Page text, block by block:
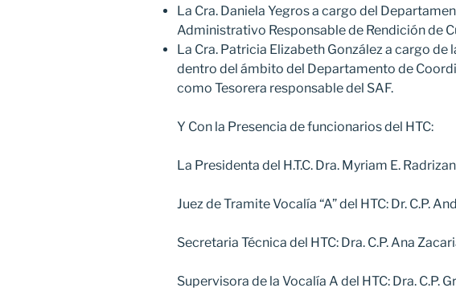
La Cra. Daniela Yegros a cargo del
Administrativo Responsable de Rendición de
La Cra. Patricia Elizabeth González a cargo de
dentro del ámbito del Departamento de
como Tesorera responsable del SAF.
Y Con la Presencia de funcionarios del HTC:
La Presidenta del H.T.C. Dra. Myriam E.
Juez de Tramite Vocalía “A” del HTC: Dr. C.P.
Secretaria Técnica del HTC: Dra. C.P. Ana
Supervisora de la Vocalía A del HTC: Dra. C.P.